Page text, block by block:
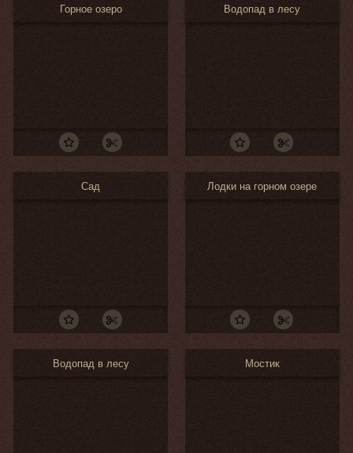
Горное озеро Водопад в лесу
Сад Лодки на горном озере
Водопад в лесу Мостик